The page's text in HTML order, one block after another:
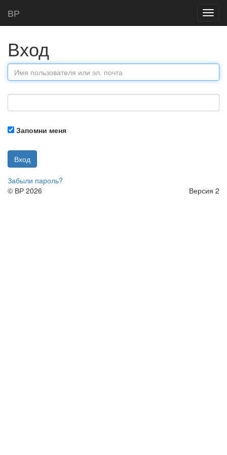
ВР
Главная
Вход
Запомни меня
Вход
Забыли пароль?
© ВР 2026 Версия 2